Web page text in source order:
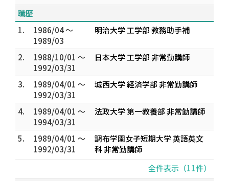
職歴
1.
1986/04 ～
1989/03
明治大学 工学部 教務助手補
2.
1988/10/01 ～
1992/03/31
日本大学 工学部 非常勤講師
3.
1989/04/01 ～
1992/03/31
城西大学 経済学部 非常勤講師
4.
1989/04/01 ～
1994/03/31
法政大学 第一教養部 非常勤講師
5.
1989/04/01 ～
1992/03/31
調布学園女子短期大学 英語英文
科 非常勤講師
全件表示（11件）